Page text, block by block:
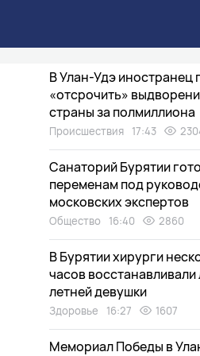
В Улан-Удэ иностранец
«отсрочить»
страны за полмиллиона
Происшествия 17:43
Санаторий Бурятии
переменам под
московских экспертов
Общество 16:40 2860
В Бурятии хирурги
часов восстанавливали
летней девушки
Здоровье 16:27 1607
Мемориал Победы в